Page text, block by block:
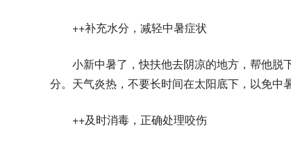
++补充水分，减轻中暑症状
小新中暑了，快扶他去阴凉的地方，帮他脱
分。天气炎热，不要长时间在太阳底下，以免中
++及时消毒，正确处理咬伤